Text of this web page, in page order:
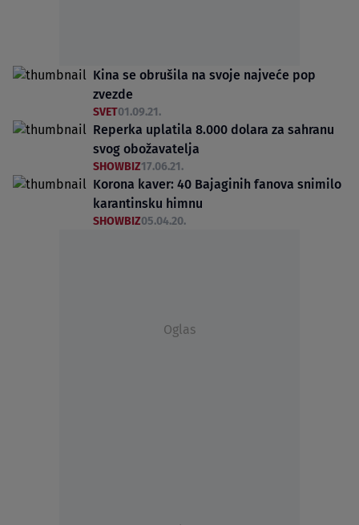
Kina se obrušila na svoje najveće pop
zvezde
SVET01.09.21.
Reperka uplatila 8.000 dolara za sahranu
svog obožavatelja
SHOWBIZ17.06.21.
Korona kaver: 40 Bajaginih fanova snimilo
karantinsku himnu
SHOWBIZ05.04.20.
Oglas